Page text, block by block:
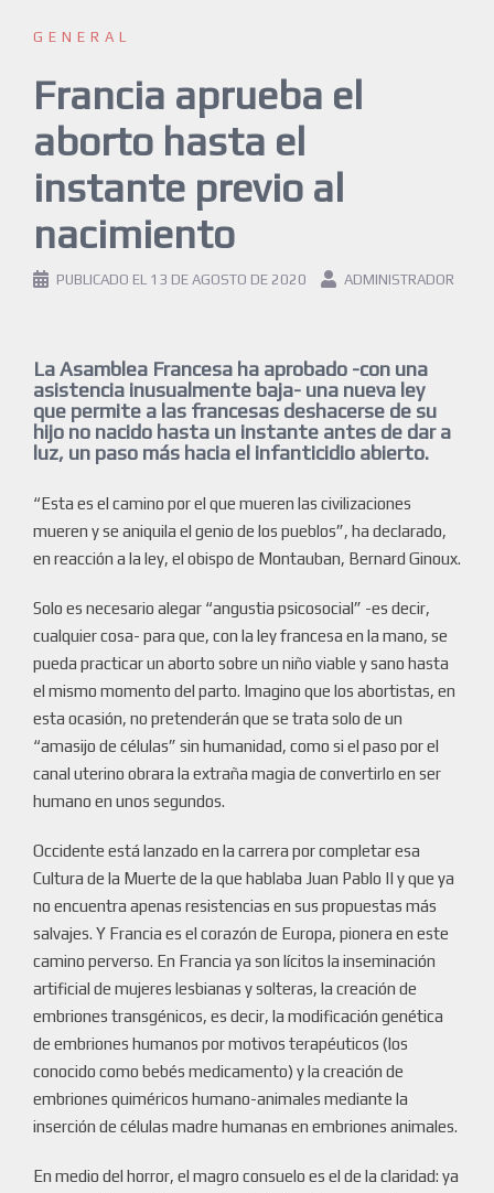
GENERAL
Francia aprueba el
aborto hasta el
instante previo al
nacimiento
PUBLICADO EL 13 DE AGOSTO DE 2020 ADMINISTRADOR
La Asamblea Francesa ha aprobado -con una
asistencia inusualmente baja- una nueva ley
que permite a las francesas deshacerse de su
hijo no nacido hasta un instante antes de dar a
luz, un paso más hacia el infanticidio abierto.
“Esta es el camino por el que mueren las civilizaciones
mueren y se aniquila el genio de los pueblos”, ha declarado,
en reacción a la ley, el obispo de Montauban, Bernard Ginoux.
Solo es necesario alegar “angustia psicosocial” -es decir,
cualquier cosa- para que, con la ley francesa en la mano, se
pueda practicar un aborto sobre un niño viable y sano hasta
el mismo momento del parto. Imagino que los abortistas, en
esta ocasión, no pretenderán que se trata solo de un
“amasijo de células” sin humanidad, como si el paso por el
canal uterino obrara la extraña magia de convertirlo en ser
humano en unos segundos.
Occidente está lanzado en la carrera por completar esa
Cultura de la Muerte de la que hablaba Juan Pablo II y que ya
no encuentra apenas resistencias en sus propuestas más
salvajes. Y Francia es el corazón de Europa, pionera en este
camino perverso. En Francia ya son lícitos la inseminación
artificial de mujeres lesbianas y solteras, la creación de
embriones transgénicos, es decir, la modificación genética
de embriones humanos por motivos terapéuticos (los
conocido como bebés medicamento) y la creación de
embriones quiméricos humano-animales mediante la
inserción de células madre humanas en embriones animales.
En medio del horror, el magro consuelo es el de la claridad: ya